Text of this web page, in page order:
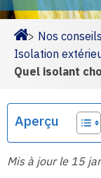
Homepage
> Nos
Isolation
Quel isolant
Aperçu
Mis à jour le 15